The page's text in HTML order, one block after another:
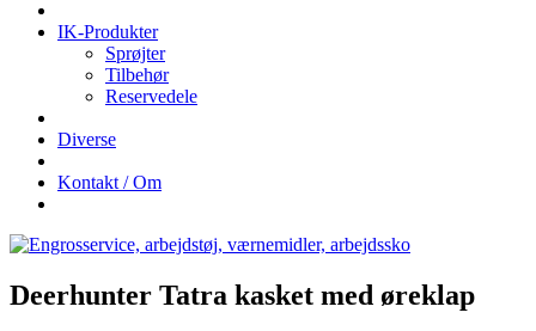
IK-Produkter
Sprøjter
Tilbehør
Reservedele
Diverse
Kontakt / Om
Deerhunter Tatra kasket med øreklap